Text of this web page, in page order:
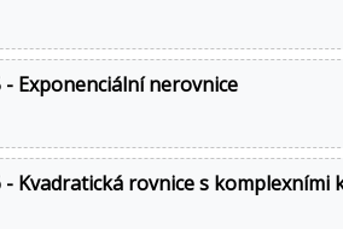
- Exponenciální nerovnice
- Kvadratická rovnice s komplexními